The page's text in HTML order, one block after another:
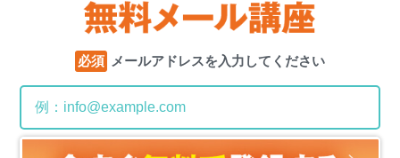
必須 メールアドレスを入力してください